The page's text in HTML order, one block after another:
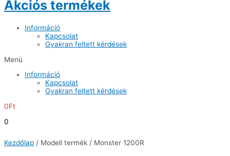
Akciós termékek
Információ
Kapcsolat
Gyakran feltett kérdések
Menü
Információ
Kapcsolat
Gyakran feltett kérdések
0Ft
0
Kezdőlap / Modell termék / Monster 1200R